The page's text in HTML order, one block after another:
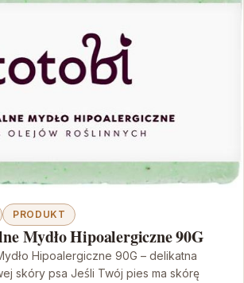
PRODUKT
Mydło Hipoalergiczne 90G
Hipoalergiczne 90G – delikatna
skóry psa Jeśli Twój pies ma skórę